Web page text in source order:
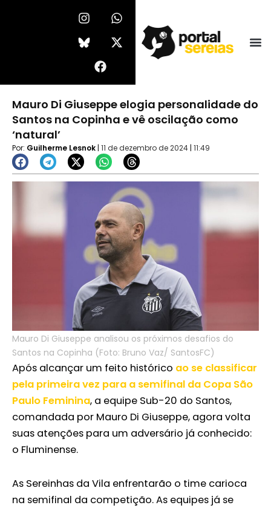
I
n
s
t
r
m
W
h
a
t
p
X
-
t
w
t
r
b
o
o
Mauro Di Giuseppe elogia personalidade do
Santos na Copinha e vê oscilação como
‘natural’
Por: Guilherme Lesnok | 11 de dezembro de 2024 | 11:49
Mauro Di Giuseppe analisou os próximos desafios do
Santos na Copinha (Foto: Bruno Vaz/ SantosFC)
Após alcançar um feito histórico ao se classificar
pela primeira vez para a semifinal da Copa São
Paulo Feminina, a equipe Sub-20 do Santos,
comandada por Mauro Di Giuseppe, agora volta
suas atenções para um adversário já conhecido:
o Fluminense.
As Sereinhas da Vila enfrentarão o time carioca
na semifinal da competição. As equipes já se